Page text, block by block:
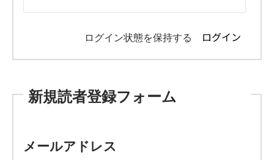
ログイン状態を保持する
新規読者登録フォーム
メールアドレス